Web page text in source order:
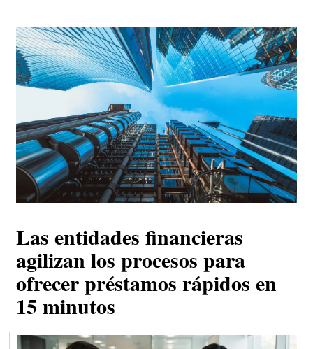
Las entidades financieras
agilizan los procesos para
ofrecer préstamos rápidos en
15 minutos